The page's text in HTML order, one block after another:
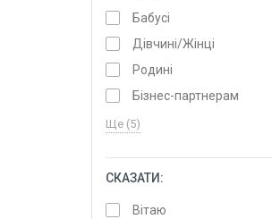
Бабусі
Дівчині/Жінці
Родині
Бізнес-партнерам
Ще (5)
СКАЗАТИ:
Вітаю